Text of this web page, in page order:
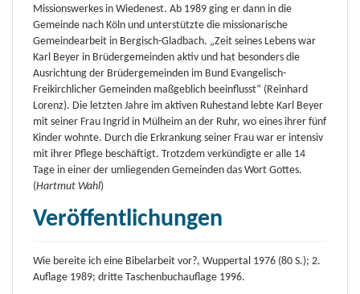
Missionswerkes in Wiedenest. Ab 1989 ging er dann in die
Gemeinde nach Köln und unterstützte die missionarische
Gemeindearbeit in Bergisch-Gladbach. „Zeit seines Lebens war
Karl Beyer in Brüdergemeinden aktiv und hat besonders die
Ausrichtung der Brüdergemeinden im Bund Evangelisch-
Freikirchlicher Gemeinden maßgeblich beeinflusst“ (Reinhard
Lorenz). Die letzten Jahre im aktiven Ruhestand lebte Karl Beyer
mit seiner Frau Ingrid in Mülheim an der Ruhr, wo eines ihrer fünf
Kinder wohnte. Durch die Erkrankung seiner Frau war er intensiv
mit ihrer Pflege beschäftigt. Trotzdem verkündigte er alle 14
Tage in einer der umliegenden Gemeinden das Wort Gottes.
(Hartmut Wahl)
Veröffentlichungen
Wie bereite ich eine Bibelarbeit vor?, Wuppertal 1976 (80 S.); 2.
Auflage 1989; dritte Taschenbuchauflage 1996.